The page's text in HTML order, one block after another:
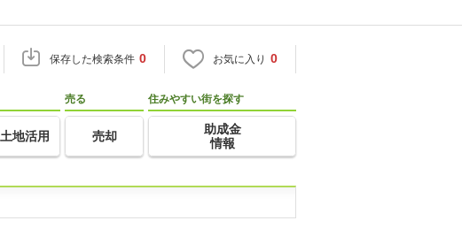
保存した検索条件 0 お気に入り 0
土地活用
売る
売却
住みやすい街を探す
助成金
情報